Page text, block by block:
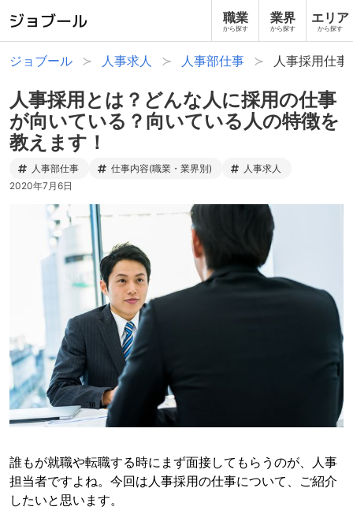
職業
から探す
業界
から探す
エリア
から探す
ジョブール 人事求人 人事部仕事 人事採用仕事
人事採用とは？どんな人に採用の仕事
が向いている？向いている人の特徴を
教えます！
人事部仕事 仕事内容(職業・業界別)
人事求人
2020年7月6日
誰もが就職や転職する時にまず面接してもらうのが、人事
担当者ですよね。今回は人事採用の仕事について、ご紹介
したいと思います。